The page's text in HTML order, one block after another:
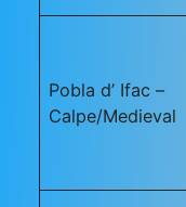
Pobla d’ Ifac –
Calpe/Medieval